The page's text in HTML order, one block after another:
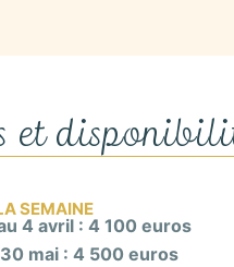
lavabo et WC.
et
SEMAINE
4 avril : 4 100 euros
mai : 4 500 euros